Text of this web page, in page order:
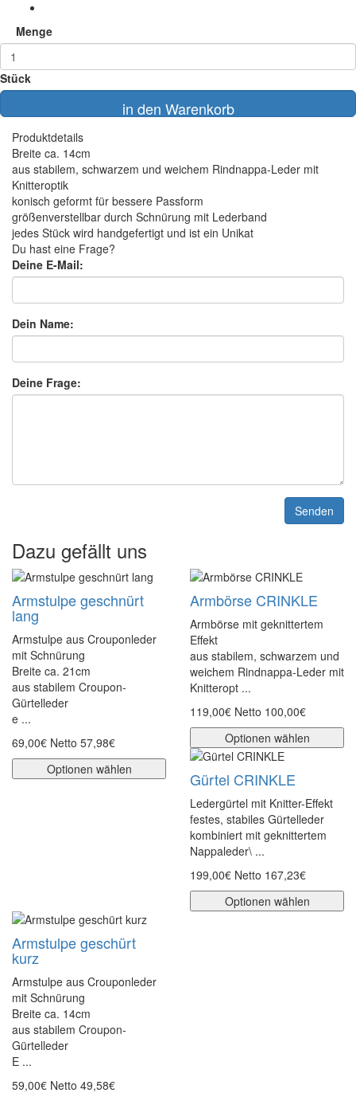
Menge
Stück
in den Warenkorb
Produktdetails
Breite ca. 14cm
aus stabilem, schwarzem und weichem Rindnappa-Leder mit
Knitteroptik
konisch geformt für bessere Passform
größenverstellbar durch Schnürung mit Lederband
jedes Stück wird handgefertigt und ist ein Unikat
Du hast eine Frage?
Deine E-Mail:
Dein Name:
Deine Frage:
Senden
Dazu gefällt uns
Armstulpe geschnürt
lang
Armstulpe aus Crouponleder
mit Schnürung
Breite ca. 21cm
aus stabilem Croupon-
Gürtelleder
e ...
69,00€ Netto 57,98€
Optionen wählen
Armbörse CRINKLE
Armbörse mit geknittertem
Effekt
aus stabilem, schwarzem und
weichem Rindnappa-Leder mit
Knitteropt ...
119,00€ Netto 100,00€
Optionen wählen
Gürtel CRINKLE
Ledergürtel mit Knitter-Effekt
festes, stabiles Gürtelleder
kombiniert mit geknittertem
Nappaleder\ ...
199,00€ Netto 167,23€
Optionen wählen
Armstulpe geschürt
kurz
Armstulpe aus Crouponleder
mit Schnürung
Breite ca. 14cm
aus stabilem Croupon-
Gürtelleder
E ...
59,00€ Netto 49,58€